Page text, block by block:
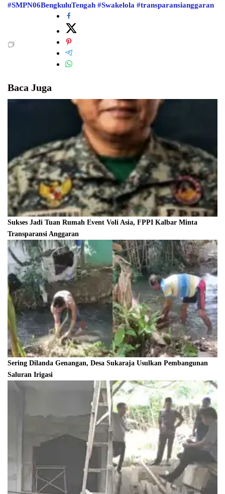
#SMPN06BengkuluTengah #Swakelola #transparansianggaran
Baca Juga
Sukses Jadi Tuan Rumah Event Voli Asia, FPPI Kalbar Minta
Transparansi Anggaran
Sering Dilanda Genangan, Desa Sukaraja Usulkan Pembangunan
Saluran Irigasi